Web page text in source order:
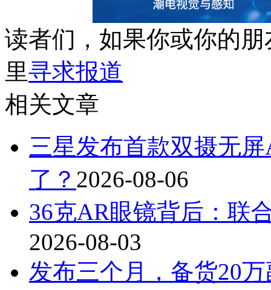
读者们，如果你或你的
里寻求报道
相关文章
三星发布首款双摄无
了？ 2026-08-06
36克AR眼镜背后：联
2026-08-03
发布三个月，备货20